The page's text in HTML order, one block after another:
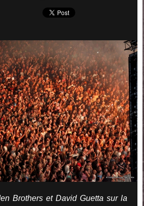
Brothers et David Guetta sur la